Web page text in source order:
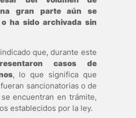
gran parte aún se
ha sido archivada sin
que, durante este
casos de
, lo que significa que
sancionatorias o de
encuentran en trámite,
establecidos por la ley.